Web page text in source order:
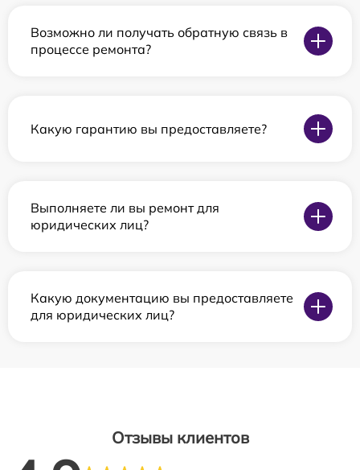
Возможно ли получать обратную связь в
процессе ремонта?
Какую гарантию вы предоставляете?
Выполняете ли вы ремонт для
юридических лиц?
Какую документацию вы предоставляете
для юридических лиц?
Отзывы клиентов